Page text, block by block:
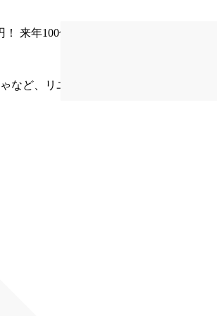
来年100億円を目指している急成長して
ど、リユース可能な物は全て買取り